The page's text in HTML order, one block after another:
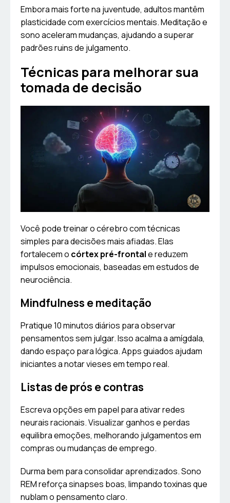
Embora mais forte na juventude, adultos mantêm
plasticidade com exercícios mentais. Meditação e
sono aceleram mudanças, ajudando a superar
padrões ruins de julgamento.
Técnicas para melhorar sua
tomada de decisão
Você pode treinar o cérebro com técnicas
simples para decisões mais afiadas. Elas
fortalecem o córtex pré-frontale reduzem
impulsos emocionais, baseadas em estudos de
neurociência.
Mindfulness e meditação
Pratique 10 minutos diários para observar
pensamentos sem julgar. Isso acalma a amígdala,
dando espaço para lógica. Apps guiados ajudam
iniciantes a notar vieses em tempo real.
Listas de prós e contras
Escreva opções em papel para ativar redes
neurais racionais. Visualizar ganhos e perdas
equilibra emoções, melhorando julgamentos em
compras ou mudanças de emprego.
Durma bem para consolidar aprendizados. Sono
REM reforça sinapses boas, limpando toxinas que
nublam o pensamento claro.